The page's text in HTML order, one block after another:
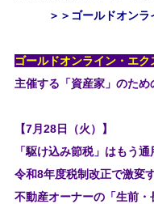
＞＞ゴールドオンライ
ゴールドオンライン・エ
主催する「資産家」のた
【7月28日（火）】
「駆け込み節税」はもう通
令和8年度税制改正で激変
不動産オーナーの「生前・